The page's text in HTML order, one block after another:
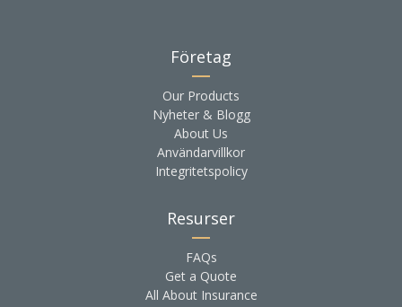
Företag
Our Products
Nyheter & Blogg
About Us
Användarvillkor
Integritetspolicy
Resurser
FAQs
Get a Quote
All About Insurance